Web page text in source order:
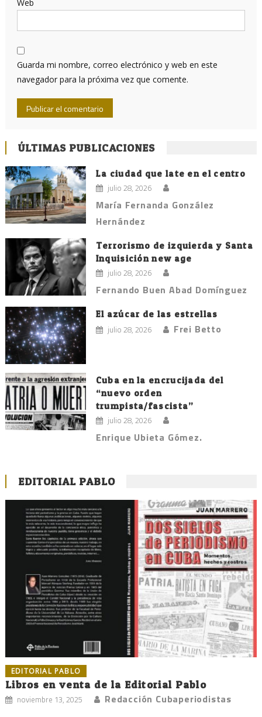
Web
Guarda mi nombre, correo electrónico y web en este
navegador para la próxima vez que comente.
ÚLTIMAS PUBLICACIONES
La ciudad que late en el centro
julio 28, 2026
María Fernanda González
Hernández
Terrorismo de izquierda y Santa
Inquisición new age
julio 28, 2026
Fernando Buen Abad Domínguez
El azúcar de las estrellas
julio 28, 2026 Frei Betto
Cuba en la encrucijada del
“nuevo orden
trumpista/fascista”
julio 28, 2026
Enrique Ubieta Gómez.
EDITORIAL PABLO
EDITORIAL PABLO
Libros en venta de la Editorial Pablo
noviembre 13, 2025 Redacción Cubaperiodistas